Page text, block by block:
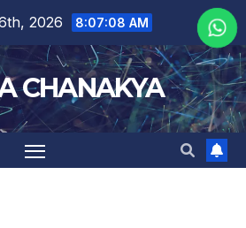
2026 8:07:08 AM
CHANAKYA